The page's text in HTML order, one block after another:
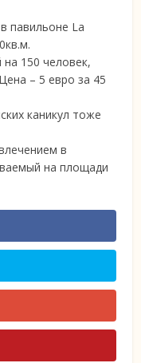
павильоне La
150 человек,
– 5 евро за 45
каникул тоже
в
на площади